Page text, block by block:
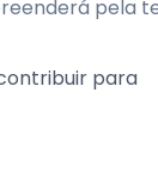
pela
para